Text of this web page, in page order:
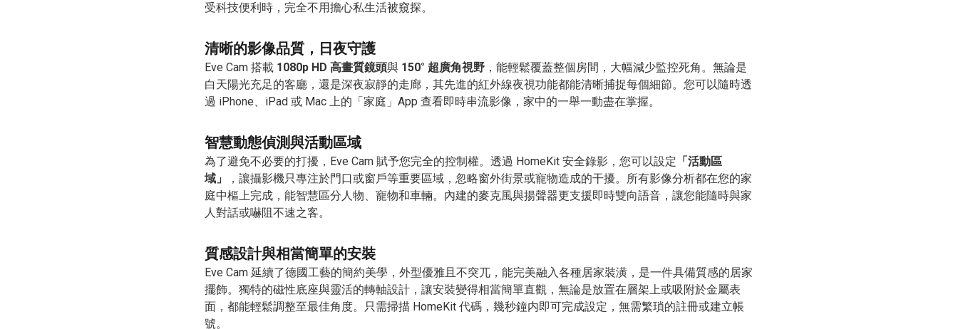
受科技便利時，完全不用擔心私生活被窺探。
清晰的影像品質，日夜守護
Eve Cam 搭載 1080p HD 高畫質鏡頭與 150° 超廣角視野 ，能輕鬆覆蓋整個房間，大幅減少監控死角。無論是
白天陽光充足的客廳，還是深夜寂靜的走廊，其先進的紅外線夜視功能都能清晰捕捉每個細節。您可以隨時透
過 iPhone、iPad 或 Mac 上的「家庭」App 查看即時串流影像，家中的一舉一動盡在掌握。
智慧動態偵測與活動區域
為了避免不必要的打擾，Eve Cam 賦予您完全的控制權。透過 HomeKit 安全錄影，您可以設定 「活動區
域」
，讓攝影機只專注於門口或窗戶等重要區域，忽略窗外街景或寵物造成的干擾。所有影像分析都在您的家
庭中樞上完成，能智慧區分人物、寵物和車輛。內建的麥克風與揚聲器更支援即時雙向語音，讓您能隨時與家
人對話或嚇阻不速之客。
質感設計與相當簡單的安裝
Eve Cam 延續了德國工藝的簡約美學，外型優雅且不突兀，能完美融入各種居家裝潢，是一件具備質感的居家
擺飾。獨特的磁性底座與靈活的轉軸設計，讓安裝變得相當簡單直觀，無論是放置在層架上或吸附於金屬表
面，都能輕鬆調整至最佳角度。只需掃描 HomeKit 代碼，幾秒鐘内即可完成設定，無需繁瑣的註冊或建立帳
號。